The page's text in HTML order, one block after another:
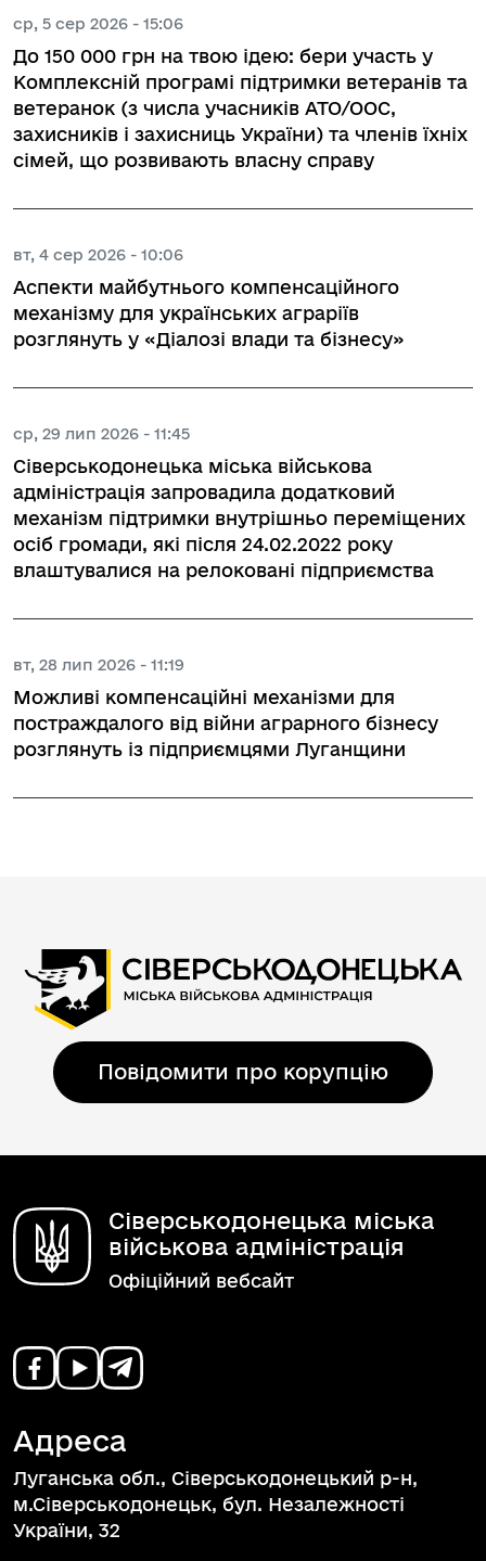
ср, 5 сер 2026 - 15:06
До 150 000 грн на твою ідею: бери участь у
Комплексній програмі підтримки ветеранів та
ветеранок (з числа учасників АТО/ООС,
захисників і захисниць України) та членів їхніх
сімей, що розвивають власну справу
вт, 4 сер 2026 - 10:06
Аспекти майбутнього компенсаційного
механізму для українських аграріїв
розглянуть у «Діалозі влади та бізнесу»
ср, 29 лип 2026 - 11:45
Сіверськодонецька міська військова
адміністрація запровадила додатковий
механізм підтримки внутрішньо переміщених
осіб громади, які після 24.02.2022 року
влаштувалися на релоковані підприємства
вт, 28 лип 2026 - 11:19
Можливі компенсаційні механізми для
постраждалого від війни аграрного бізнесу
розглянуть із підприємцями Луганщини
Повідомити про корупцію
Сіверськодонецька міська
військова адміністрація
Офіційний вебсайт
Адреса
Луганська обл., Сіверськодонецький р-н,
м.Сіверськодонецьк, бул. Незалежності
України, 32